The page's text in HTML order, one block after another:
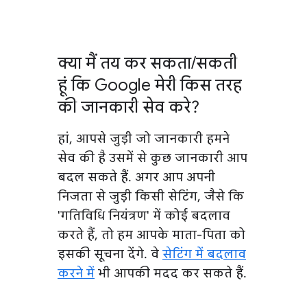
क्या मैं तय कर सकता/सकती
हूं कि Google मेरी किस तरह
की जानकारी सेव करे?
हां, आपसे जुड़ी जो जानकारी हमने
सेव की है उसमें से कुछ जानकारी आप
बदल सकते हैं. अगर आप अपनी
निजता से जुड़ी किसी सेटिंग, जैसे कि
'गतिविधि नियंत्रण' में कोई बदलाव
करते हैं, तो हम आपके माता-पिता को
इसकी सूचना देंगे. वे सेटिंग में बदलाव
करने में भी आपकी मदद कर सकते हैं.